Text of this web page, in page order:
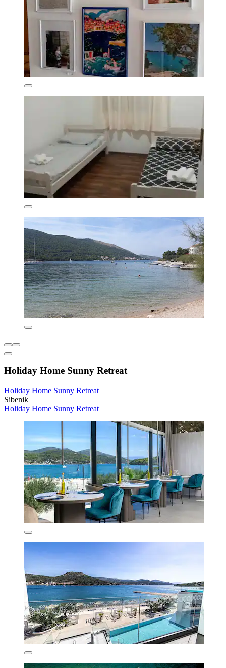
Holiday Home Sunny Retreat
Holiday Home Sunny Retreat
Sibenik
Holiday Home Sunny Retreat